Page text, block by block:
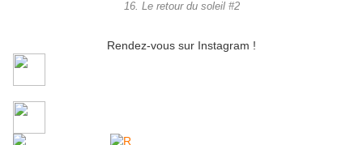
16. Le retour du soleil #2
Rendez-vous sur Instagram !